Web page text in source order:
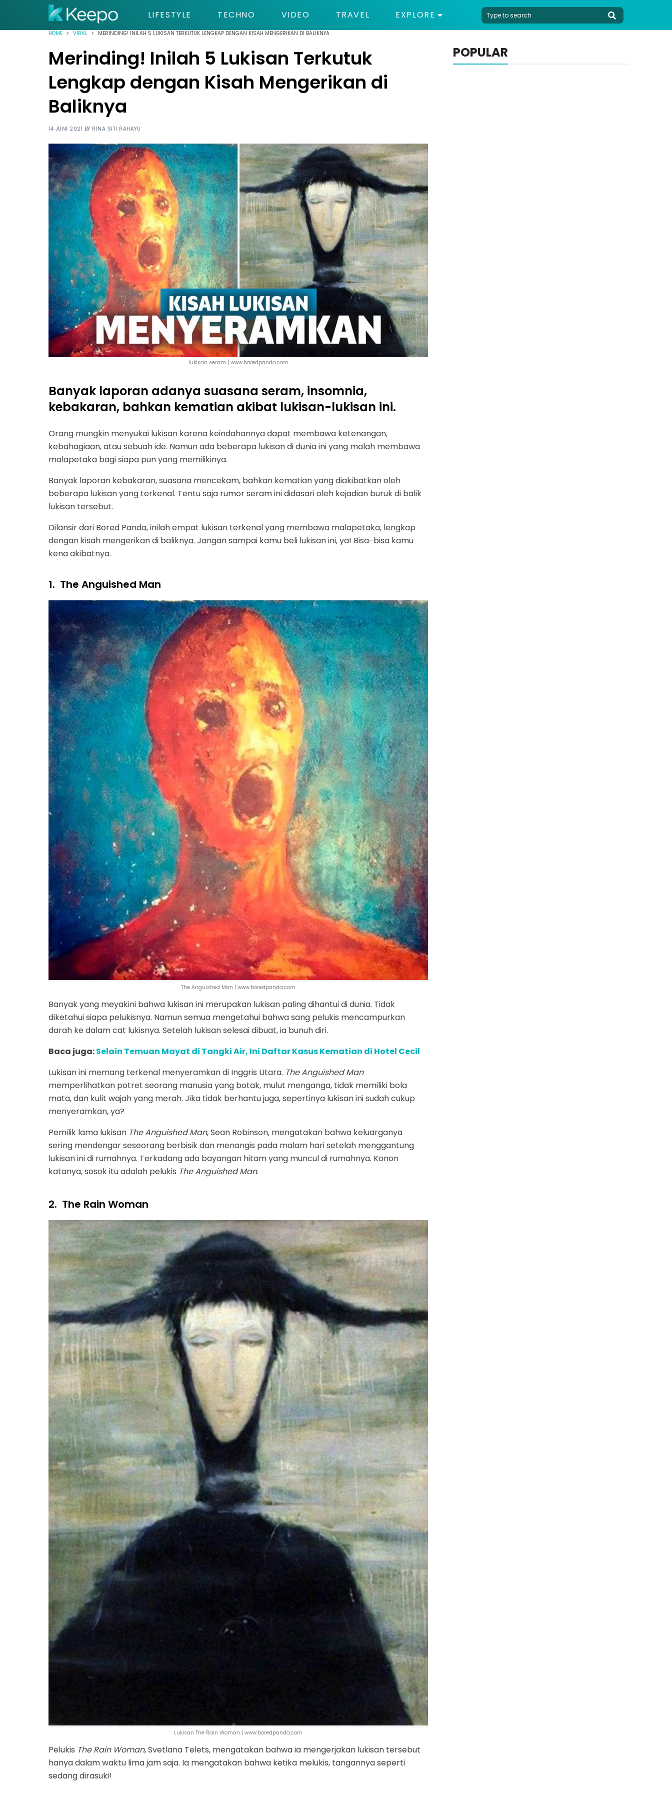
LIFESTYLE TECHNO VIDEO TRAVEL EXPLORE
HOME VIRAL MERINDING! INILAH 5 LUKISAN TERKUTUK LENGKAP DENGAN KISAH MENGERIKAN DI BALIKNYA
Merinding! Inilah 5 Lukisan Terkutuk
Lengkap dengan Kisah Mengerikan di
Baliknya
14 JUNI 2021 BY RINA SITI RAHAYU
lukisan seram | www.boredpanda.com
Banyak laporan adanya suasana seram, insomnia,
kebakaran, bahkan kematian akibat lukisan-lukisan ini.
Orang mungkin menyukai lukisan karena keindahannya dapat membawa ketenangan,
kebahagiaan, atau sebuah ide. Namun ada beberapa lukisan di dunia ini yang malah membawa
malapetaka bagi siapa pun yang memilikinya.
Banyak laporan kebakaran, suasana mencekam, bahkan kematian yang diakibatkan oleh
beberapa lukisan yang terkenal. Tentu saja rumor seram ini didasari oleh kejadian buruk di balik
lukisan tersebut.
Dilansir dari Bored Panda, inilah empat lukisan terkenal yang membawa malapetaka, lengkap
dengan kisah mengerikan di baliknya. Jangan sampai kamu beli lukisan ini, ya! Bisa-bisa kamu
kena akibatnya.
1. The Anguished Man
The Anguished Man | www.boredpanda.com
Banyak yang meyakini bahwa lukisan ini merupakan lukisan paling dihantui di dunia. Tidak
diketahui siapa pelukisnya. Namun semua mengetahui bahwa sang pelukis mencampurkan
darah ke dalam cat lukisnya. Setelah lukisan selesai dibuat, ia bunuh diri.
Baca juga:Selain Temuan Mayat di Tangki Air, Ini Daftar Kasus Kematian di Hotel Cecil
Lukisan ini memang terkenal menyeramkan di Inggris Utara. The Anguished Man
memperlihatkan potret seorang manusia yang botak, mulut menganga, tidak memiliki bola
mata, dan kulit wajah yang merah. Jika tidak berhantu juga, sepertinya lukisan ini sudah cukup
menyeramkan, ya?
Pemilik lama lukisan The Anguished Man, Sean Robinson, mengatakan bahwa keluarganya
sering mendengar seseorang berbisik dan menangis pada malam hari setelah menggantung
lukisan ini di rumahnya. Terkadang ada bayangan hitam yang muncul di rumahnya. Konon
katanya, sosok itu adalah pelukis The Anguished Man.
2. The Rain Woman
Lukisan The Rain Woman | www.boredpanda.com
Pelukis The Rain Woman, Svetlana Telets, mengatakan bahwa ia mengerjakan lukisan tersebut
hanya dalam waktu lima jam saja. Ia mengatakan bahwa ketika melukis, tangannya seperti
sedang dirasuki!
POPULAR